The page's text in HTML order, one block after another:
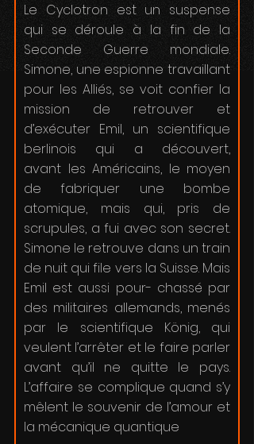
Le Cyclotron est un suspense
qui se déroule à la fin de la
Seconde Guerre mondiale.
Simone, une espionne travaillant
pour les Alliés, se voit confier la
mission de retrouver et
d’exécuter Emil, un scientifique
berlinois qui a découvert,
avant les Américains, le moyen
de fabriquer une bombe
atomique, mais qui, pris de
scrupules, a fui avec son secret.
Simone le retrouve dans un train
de nuit qui file vers la Suisse. Mais
Emil est aussi pour- chassé par
des militaires allemands, menés
par le scientifique König, qui
veulent l’arrêter et le faire parler
avant qu’il ne quitte le pays.
L’affaire se complique quand s’y
mêlent le souvenir de l’amour et
la mécanique quantique